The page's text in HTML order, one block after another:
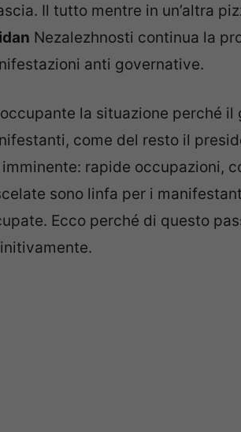
Il tutto mentre in un’altra
Nezalezhnosti continua la
anti governative.
la situazione perché
come del resto il
rapide occupazioni,
sono linfa per i
Ecco perché di questo